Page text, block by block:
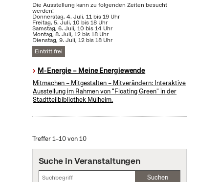
Die Ausstellung kann zu folgenden Zeiten besucht
werden:
Donnerstag, 4. Juli, 11 bis 19 Uhr
Freitag, 5. Juli, 10 bis 18 Uhr
Samstag, 6. Juli, 10 bis 14 Uhr
Montag, 8. Juli, 12 bis 18 Uhr
Dienstag, 9. Juli, 12 bis 18 Uhr
Eintritt frei
M-Energie – Meine Energiewende
Mitmachen – Mitgestalten – Mitverändern: Interaktive
Ausstellung im Rahmen von "Floating Green" in der
Stadtteilbibliothek Mülheim.
Treffer 1–10 von 10
Suche in Veranstaltungen
Suchen